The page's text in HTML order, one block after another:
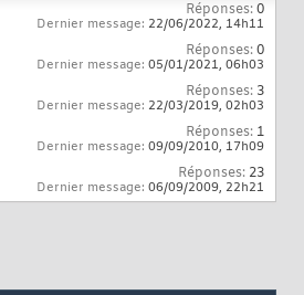
Réponses:0
Dernier message: 22/06/2022, 14h11
Réponses:0
Dernier message: 05/01/2021, 06h03
Réponses: 3
Dernier message: 22/03/2019, 02h03
Réponses: 1
Dernier message: 09/09/2010, 17h09
Réponses: 23
Dernier message: 06/09/2009, 22h21